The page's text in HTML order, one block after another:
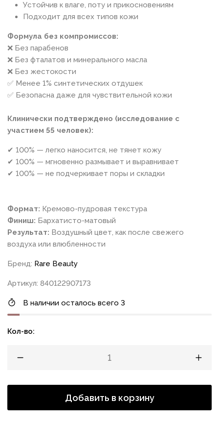
Устойчив к влаге, поту и прикосновениям
Подходит для всех типов кожи
Формула без компромиссов:
❌ Без парабенов
❌ Без фталатов и минерального масла
❌ Без жестокости
✅ Менее 1% синтетических отдушек
✅ Безопасна даже для чувствительной кожи
Клинически подтверждено (исследование с
участием 55 человек):
✔ 100% — легко наносится, не тянет кожу
✔ 100% — мгновенно размывает и выравнивает
✔ 100% — не подчеркивает поры и складки
Формат: Кремово-пудровая текстура
Финиш: Бархатисто-матовый
Результат: Воздушный цвет, как после свежего
воздуха или влюбленности
Бренд: Rare Beauty
Артикул: 840122907173
В наличии осталось всего 3
Кол-во:
Добавить в корзину